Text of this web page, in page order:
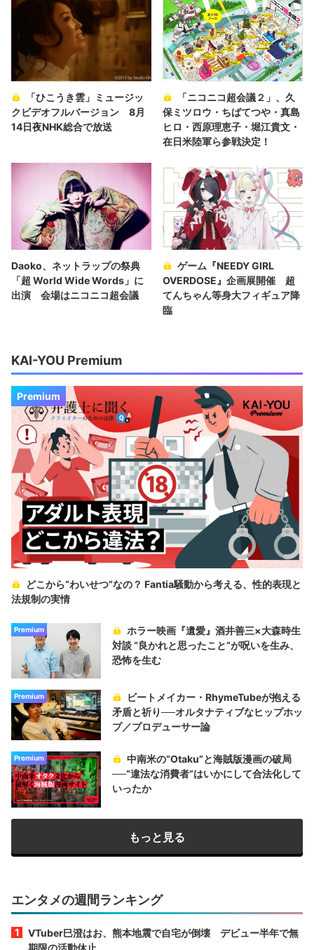
「ひこうき雲」ミュージッ
クビデオフルバージョン 8月
14日夜NHK総合で放送
「ニコニコ超会議２」、久
保ミツロウ・ちばてつや・真島
ヒロ・西原理恵子・堀江貴文・
在日米陸軍ら参戦決定！
Daoko、ネットラップの祭典
「超 World Wide Words」に
出演 会場はニコニコ超会議
ゲーム『NEEDY GIRL
OVERDOSE』企画展開催 超
てんちゃん等身大フィギュア降
臨
KAI-YOU Premium
Premium
どこから“わいせつ”なの？ Fantia騒動から考える、性的表現と
法規制の実情
Premium
ホラー映画『遺愛』酒井善三×大森時生
対談 “良かれと思ったこと“が呪いを生み、
恐怖を生む
Premium
ビートメイカー・RhymeTubeが抱える
矛盾と祈り──オルタナティブなヒップホッ
プ／プロデューサー論
Premium
中南米の“Otaku”と海賊版漫画の破局
──“違法な消費者”はいかにして合法化して
いったか
もっと見る
エンタメの週間ランキング
VTuber巳澄はお、熊本地震で自宅が倒壊 デビュー半年で無